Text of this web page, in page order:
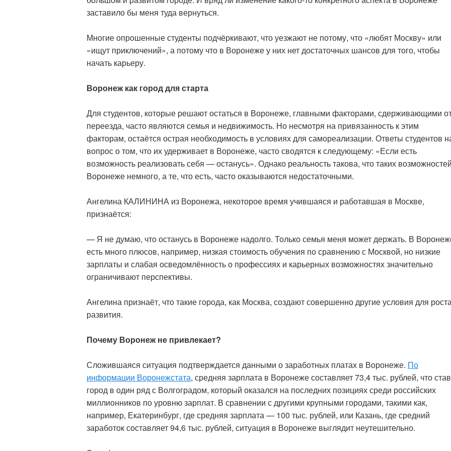
заставило бы меня туда вернуться.
Многие опрошенные студенты подчёркивают, что уезжают не потому, что «любят Москву» или
«ищут приключений», а потому что в Воронеже у них нет достаточных шансов для того, чтобы
начать карьеру.
Воронеж как город для старта
Для студентов, которые решают остаться в Воронеже, главными факторами, сдерживающими
переезда, часто являются семья и недвижимость. Но несмотря на привязанность к этим
факторам, остаётся острая необходимость в условиях для самореализации. Ответы студентов
вопрос о том, что их удерживает в Воронеже, часто сводятся к следующему: «Если есть
возможность реализовать себя — останусь». Однако реальность такова, что таких
Воронеже немного, а те, что есть, часто оказываются недостаточными.
Ангелина КАЛИНИНА из Воронежа, некоторое время учившаяся и работавшая в Москве,
признаётся:
— Я не думаю, что останусь в Воронеже надолго. Только семья меня может держать. В
есть много плюсов, например, низкая стоимость обучения по сравнению с Москвой, но низкие
зарплаты и слабая осведомлённость о профессиях и карьерных возможностях значительно
ограничивают перспективы.
Ангелина признаёт, что такие города, как Москва, создают совершенно другие условия для
развития.
Почему Воронеж не привлекает?
Сложившаяся ситуация подтверждается данными о заработных платах в Воронеже. По
информации Воронежстата, средняя зарплата в Воронеже составляет 73,4 тыс. рублей, что
город в один ряд с Волгоградом, который оказался на последних позициях среди российских
миллионников по уровню зарплат. В сравнении с другими крупными городами, такими как,
например, Екатеринбург, где средняя зарплата — 100 тыс. рублей, или Казань, где средний
заработок составляет 94,6 тыс. рублей, ситуация в Воронеже выглядит неутешительно.